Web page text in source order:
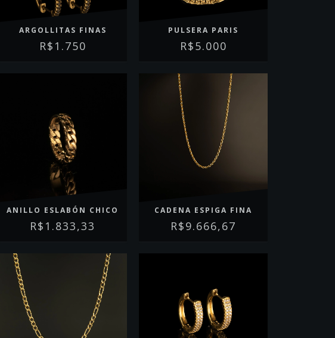
ARGOLLITAS FINAS
R$1.750
PULSERA PARIS
R$5.000
ANILLO ESLABÓN CHICO
R$1.833,33
CADENA ESPIGA FINA
R$9.666,67